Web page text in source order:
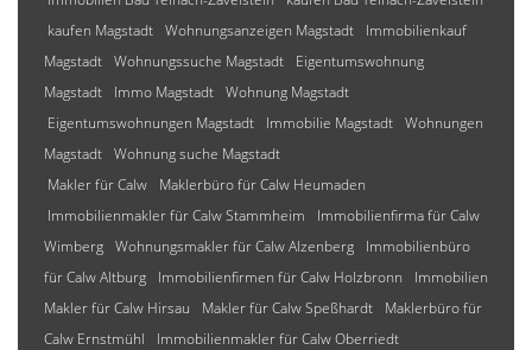
kaufen Magstadt Wohnungsanzeigen Magstadt
Immobilienkauf
Magstadt Wohnungssuche Magstadt
Eigentumswohnung
Magstadt
Immo Magstadt Wohnung Magstadt
Eigentumswohnungen Magstadt
Immobilie Magstadt Wohnungen
Magstadt Wohnung suche Magstadt
Makler für Calw
Maklerbüro für Calw Heumaden
Immobilienmakler für Calw Stammheim
Immobilienfirma für Calw
Wimberg Wohnungsmakler für Calw Alzenberg
Immobilienbüro
für Calw Altburg
Immobilienfirmen für Calw Holzbronn
Immobilien
Makler für Calw Hirsau
Makler für Calw Speßhardt
Maklerbüro für
Calw Ernstmühl
Immobilienmakler für Calw Oberriedt